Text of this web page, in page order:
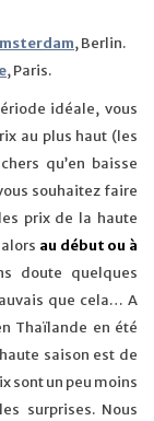
, Berlin.
, Paris.
idéale, vous
au plus haut (les
qu’en baisse
souhaitez faire
prix de la haute
au début ou à
doute quelques
que cela… A
Thaïlande en été
saison est de
sont un peu moins
surprises. Nous